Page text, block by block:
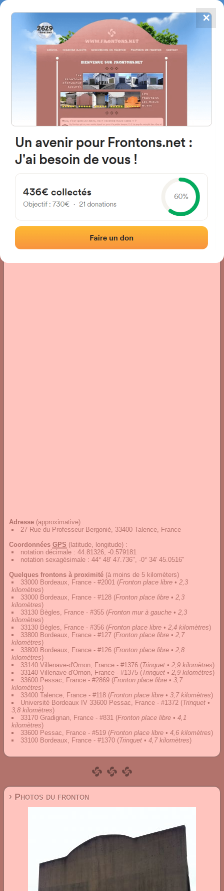
FRONTONS.NET
RECHERCHER UN FRONTON
PROPOSER UN FRONTON
4867
frontons
33400 Talence, France
27 Rue du Professeur Bergonié
Photos Commentaires et avis
Adresse (approximative) :
27 Rue du Professeur Bergonié, 33400 Talence, France
Coordonnées GPS (latitude, longitude) :
notation décimale : 44.81326, -0.579181
notation sexagésimale : 44° 48' 47.736", -0° 34' 45.0516"
Quelques frontons à proximité (à moins de 5 kilomèters)
33000 Bordeaux, France - #2001 (Fronton place libre • 2,3
kilomètres)
33000 Bordeaux, France - #128 (Fronton place libre • 2,3
kilomètres)
33130 Bègles, France - #355 (Fronton mur à gauche • 2,3
kilomètres)
33130 Bègles, France - #356 (Fronton place libre • 2,4 kilomètres)
33800 Bordeaux, France - #127 (Fronton place libre • 2,7
kilomètres)
33800 Bordeaux, France - #126 (Fronton place libre • 2,8
kilomètres)
33140 Villenave-d'Ornon, France - #1376 (Trinquet • 2,9 kilomètres)
33140 Villenave-d'Ornon, France - #1375 (Trinquet • 2,9 kilomètres)
33600 Pessac, France - #2869 (Fronton place libre • 3,7
kilomètres)
33400 Talence, France - #118 (Fronton place libre • 3,7 kilomètres)
Université Bordeaux IV 33600 Pessac, France - #1372 (Trinquet •
3,8 kilomètres)
33170 Gradignan, France - #831 (Fronton place libre • 4,1
kilomètres)
33600 Pessac, France - #519 (Fronton place libre • 4,6 kilomètres)
33100 Bordeaux, France - #1370 (Trinquet • 4,7 kilomètres)
› Photos du fronton
✕